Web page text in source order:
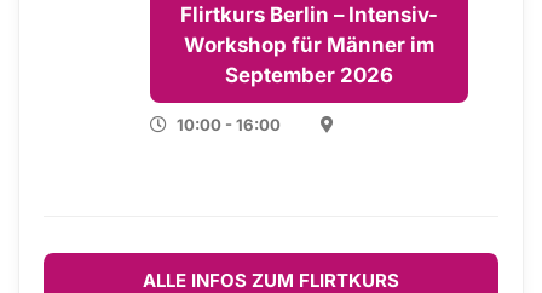
Flirtkurs Berlin – Intensiv-
Workshop für Männer im
September 2026
10:00 - 16:00
ALLE INFOS ZUM FLIRTKURS